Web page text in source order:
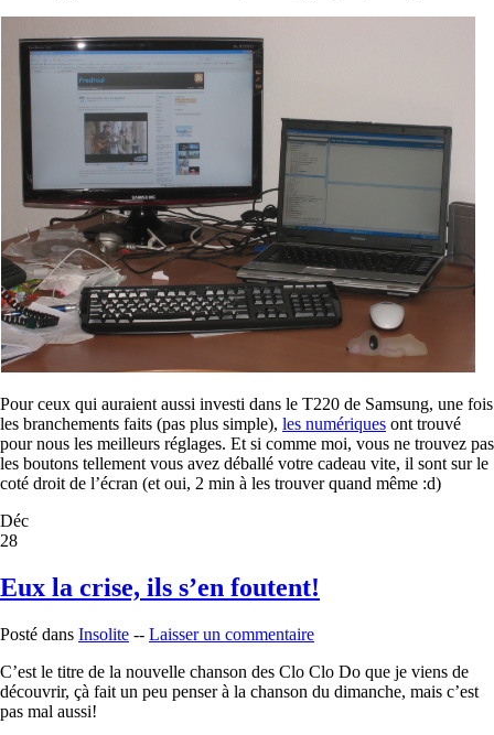
Pour ceux qui auraient aussi investi dans le T220 de Samsung, une fois
les branchements faits (pas plus simple), les numériques ont trouvé
pour nous les meilleurs réglages. Et si comme moi, vous ne trouvez pas
les boutons tellement vous avez déballé votre cadeau vite, il sont sur le
coté droit de l’écran (et oui, 2 min à les trouver quand même :d)
Déc
28
Eux la crise, ils s’en foutent!
Posté dans Insolite -- Laisser un commentaire
C’est le titre de la nouvelle chanson des Clo Clo Do que je viens de
découvrir, çà fait un peu penser à la chanson du dimanche, mais c’est
pas mal aussi!